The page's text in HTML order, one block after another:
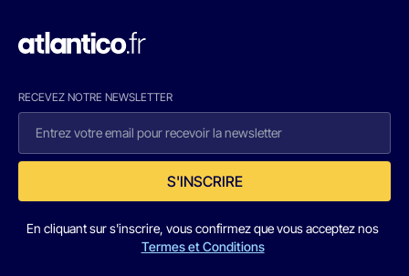
RECEVEZ NOTRE NEWSLETTER
S'INSCRIRE
En cliquant sur s'inscrire, vous confirmez que vous acceptez nos
Termes et Conditions